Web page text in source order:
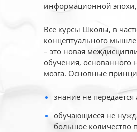
информационной
Все курсы Школы, в
концептуального
– это новая
обучения, основанного
мозга. Основные
знание не
обучающиеся не
большое количество